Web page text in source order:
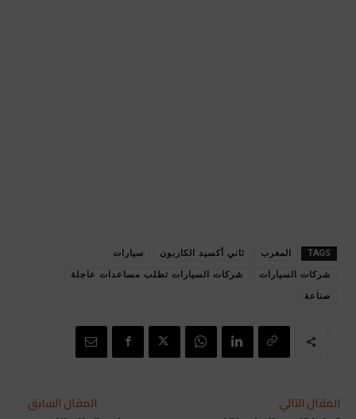
TAGS المغرب ثاني أكسيد الكاربون سيارات
شركات السيارات شركات السيارات تطلب مساعدات عاجلة
صناعة
المقال السابق المقال التالي